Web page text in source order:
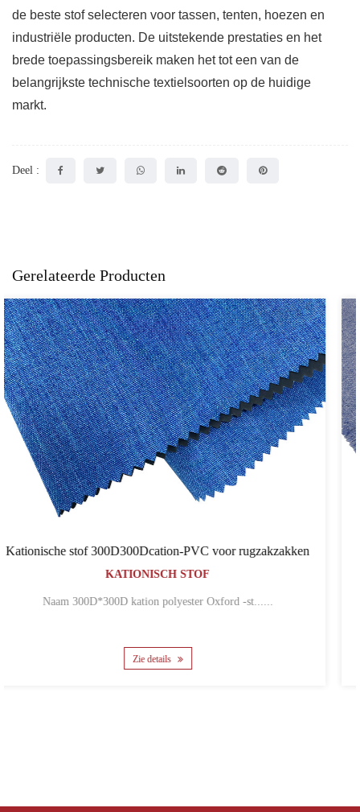
de beste stof selecteren voor tassen, tenten, hoezen en
industriële producten. De uitstekende prestaties en het
brede toepassingsbereik maken het tot een van de
belangrijkste technische textielsoorten op de huidige
markt.
Deel :
Gerelateerde Producten
PVC kationische stof 600D600D64Tcation
KATIONISCH STOF
Naam 600D*600D*64T kation polyester